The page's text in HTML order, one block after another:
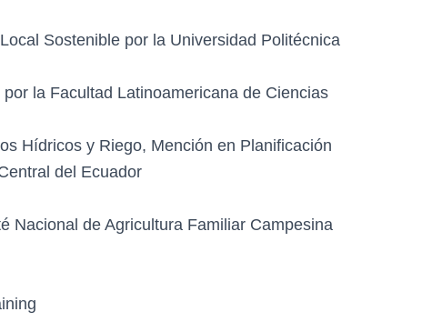
Sostenible por la Universidad Politécnica
la Facultad Latinoamericana de Ciencias
Hídricos y Riego, Mención en Planificación
del Ecuador
Nacional de Agricultura Familiar Campesina